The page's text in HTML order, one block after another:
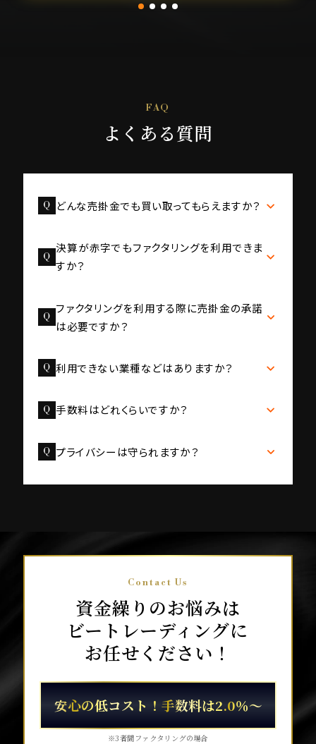
FAQ
よくある質問
どんな売掛金でも買い取ってもらえますか？
ング契約はできません。
これから着手する予定の将来債権を活用した注文書フ
決算が赤字でもファクタリングを利用できま
すか？
ファクタリングは売掛先が審査対象になりますので、ご
利用者様の決算が赤字であったり、税金等の滞納があ
ファクタリングを利用する際に売掛金の承諾
は必要ですか？
す。
利用できない業種などはありますか？
業種でもご利用いただけます。
手数料はどれくらいですか？
間ファクタリングで2％～9％程度となります。
ださい。
プライバシーは守られますか？
Contact Us
資金繰りのお悩みは
ビートレーディングに
お任せください！
安心の低コスト！手数料は2.0％～
※3者間ファクタリングの場合